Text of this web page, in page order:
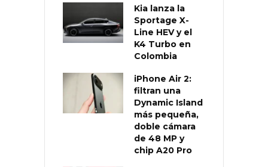
Kia lanza la
Sportage X-
Line HEV y el
K4 Turbo en
Colombia
iPhone Air 2:
filtran una
Dynamic Island
más pequeña,
doble cámara
de 48 MP y
chip A20 Pro